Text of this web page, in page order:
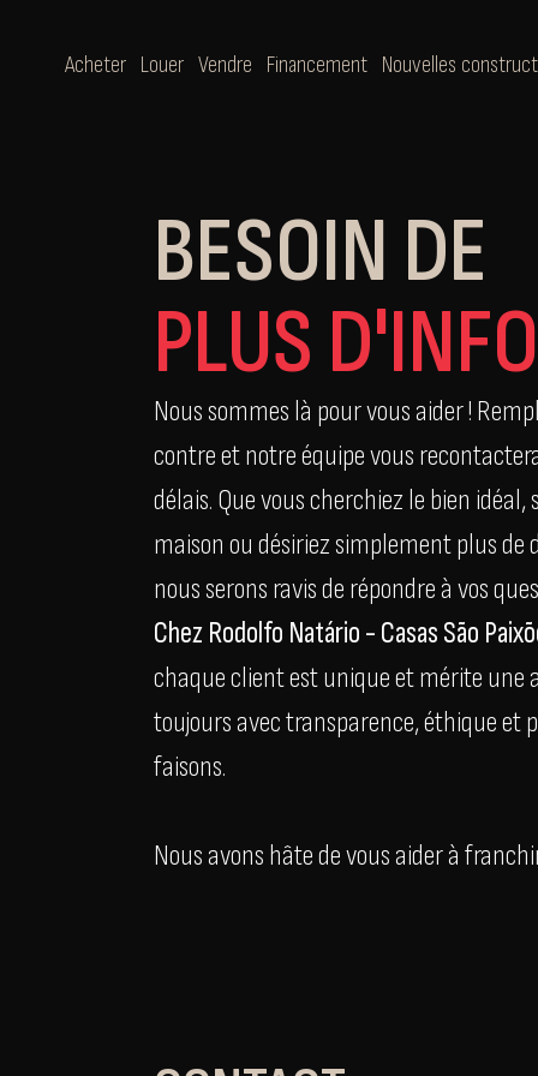
Acheter Louer Vendre Financement Nouvelles
BESOIN DE
PLUS
Nous sommes là pour vous aider !
contre et notre équipe vous
délais. Que vous cherchiez le bien
maison ou désiriez simplement plus de
nous serons ravis de répondre à vos
Chez Rodolfo Natário - Casas São
chaque client est unique et mérite une
toujours avec transparence, éthique et
faisons.
Nous avons hâte de vous aider à